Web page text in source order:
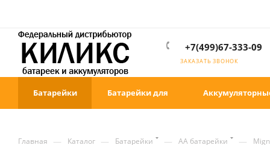
+7(499)67-333-09
ЗАКАЗАТЬ ЗВОНОК
Батарейки Батарейки для
Главная — Каталог — Батарейки — AA батарейки —